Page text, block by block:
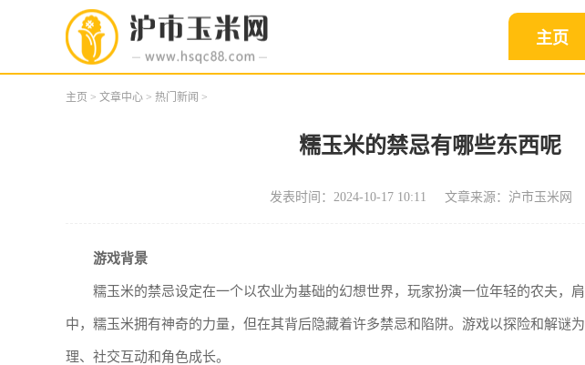
主页
主页 > 文章中心 > 热门新闻 >
糯玉米的禁忌有哪些东西呢
发表时间：2024-10-17 10:11 文章来源：沪市玉米网
游戏背景
糯玉米的禁忌设定在一个以农业为基础的幻想世界，玩家扮演一位年轻的农夫，
中，糯玉米拥有神奇的力量，但在其背后隐藏着许多禁忌和陷阱。游戏以探险和解谜
理、社交互动和角色成长。